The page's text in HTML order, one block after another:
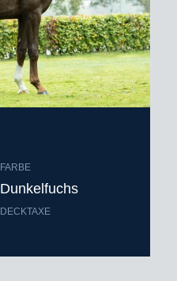
FARBE
Dunkelfuchs
DECKTAXE